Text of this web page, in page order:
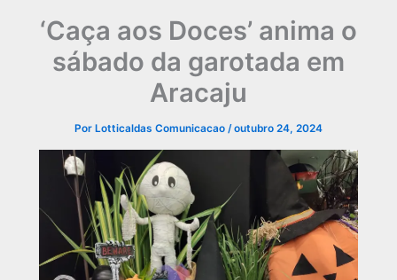
‘Caça aos Doces’ anima o
sábado da garotada em
Aracaju
Por Lotticaldas Comunicacao /outubro 24, 2024